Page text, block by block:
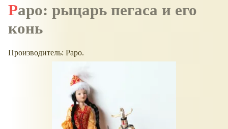
Papo: рыцарь пегаса и его
конь
Производитель: Papo.